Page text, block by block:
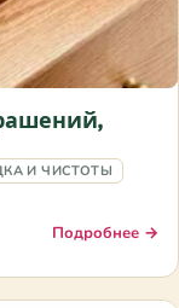
И ЧИСТОТЫ
Подробнее →